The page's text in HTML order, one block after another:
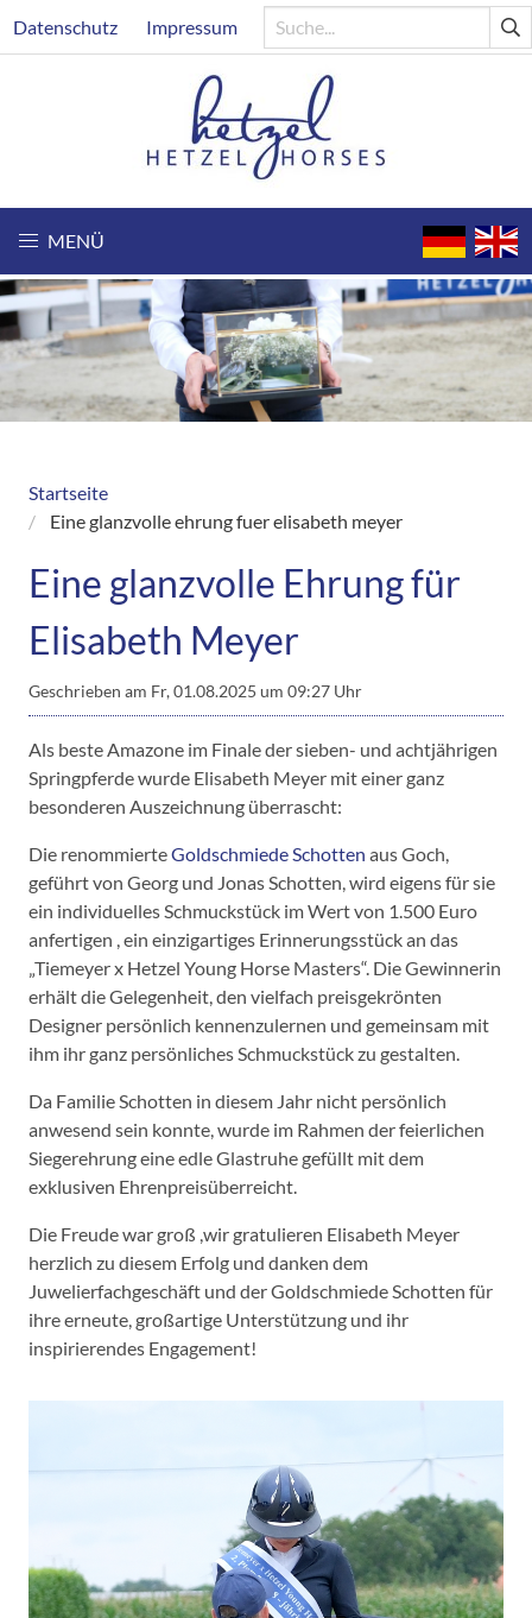
zum
Header
Datenschutz Impressum
MENÜ
Breadcrumb
Startseite
Eine glanzvolle ehrung fuer elisabeth meyer
Eine glanzvolle Ehrung für
Elisabeth Meyer
Geschrieben am Fr, 01.08.2025 um 09:27 Uhr
Als beste Amazone im Finale der sieben- und achtjährigen
Springpferde wurde Elisabeth Meyer mit einer ganz
besonderen Auszeichnung überrascht:
Die renommierteGoldschmiede Schotten aus Goch,
geführt von Georg und Jonas Schotten, wird eigens für sie
ein individuelles Schmuckstück im Wert von 1.500 Euro
anfertigen , ein einzigartiges Erinnerungsstück an das
„Tiemeyer x Hetzel Young Horse Masters“. Die Gewinnerin
erhält die Gelegenheit, den vielfach preisgekrönten
Designer persönlich kennenzulernen und gemeinsam mit
ihm ihr ganz persönliches Schmuckstück zu gestalten.
Da Familie Schotten in diesem Jahr nicht persönlich
anwesend sein konnte, wurde im Rahmen der feierlichen
Siegerehrung eine edle Glastruhe gefüllt mit dem
exklusiven Ehrenpreisüberreicht.
Die Freude war groß ,wir gratulieren Elisabeth Meyer
herzlich zu diesem Erfolg und danken dem
Juwelierfachgeschäft und der Goldschmiede Schotten für
ihre erneute, großartige Unterstützung und ihr
inspirierendes Engagement!